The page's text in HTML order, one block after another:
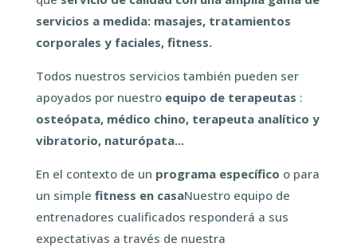
servicios a medida: masajes, tratamientos
corporales y faciales, fitness.
Todos nuestros servicios también pueden ser
apoyados por nuestro equipo de terapeutas :
osteópata, médico chino, terapeuta analítico y
vibratorio, naturópata...
En el contexto de un programa específico o para
un simple fitness en casaNuestro equipo de
entrenadores cualificados responderá a sus
expectativas a través de nuestra